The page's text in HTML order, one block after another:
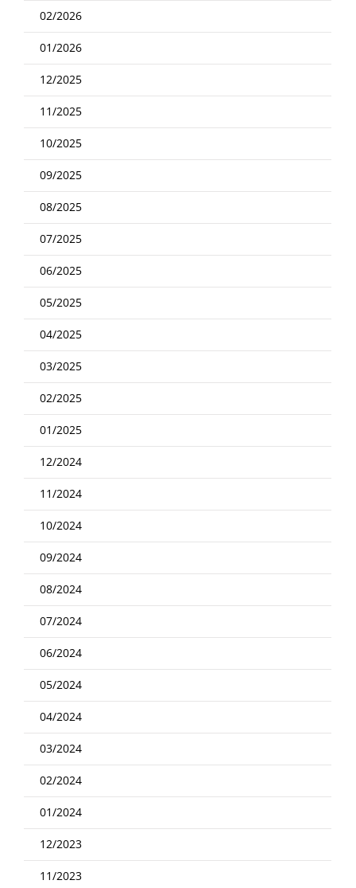
02/2026
01/2026
12/2025
11/2025
10/2025
09/2025
08/2025
07/2025
06/2025
05/2025
04/2025
03/2025
02/2025
01/2025
12/2024
11/2024
10/2024
09/2024
08/2024
07/2024
06/2024
05/2024
04/2024
03/2024
02/2024
01/2024
12/2023
11/2023